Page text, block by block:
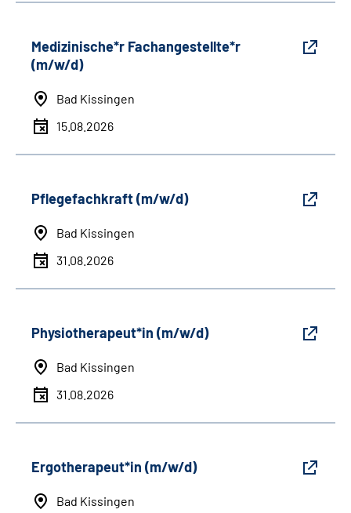
Medizinische*r Fachangestellte*r
(m/w/d)
Bad Kissingen
15.08.2026
Pflegefachkraft (m/w/d)
Bad Kissingen
31.08.2026
Physiotherapeut*in (m/w/d)
Bad Kissingen
31.08.2026
Ergotherapeut*in (m/w/d)
Bad Kissingen